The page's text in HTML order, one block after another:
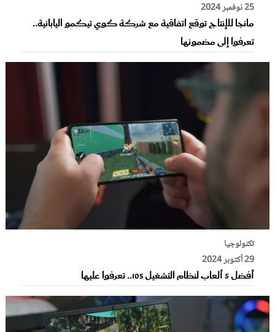
25 نوفمبر 2024
مانجا للإنتاج توقع اتفاقية مع شركة كوي تيكمو اليابانية..
تعرفوا إلى مضمونها
تكنولوجيا
29 أكتوبر 2024
أفضل 5 ألعاب لنظام التشغيل iOS.. تعرفوا عليها